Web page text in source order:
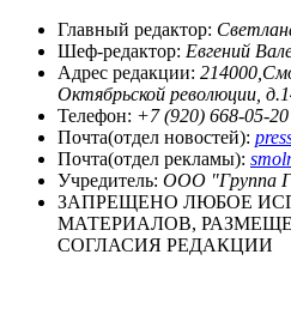
Главный редактор:
Шеф-редактор: Евгений
Адрес редакции:
Октябрьской революции,
Телефон: +7 (920) 668-05-20
Почта(отдел новостей):
Почта(отдел рекламы):
Учредитель: ООО "Группа
ЗАПРЕЩЕНО ЛЮБОЕ
МАТЕРИАЛОВ,
СОГЛАСИЯ РЕДАКЦИИ